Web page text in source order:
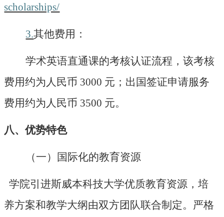
scholarships/
3.其他费用：
学术英语直通课的考核认证流程，该考核
费用约为人民币 3000 元；出国签证申请服务
费用约为人民币 3500 元。
八、优势特色
（一）国际化的教育资源
学院引进斯威本科技大学优质教育资源，培
养方案和教学大纲由双方团队联合制定。严格